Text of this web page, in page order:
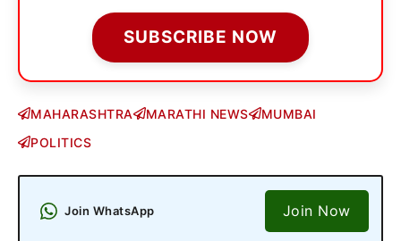
SUBSCRIBE NOW
MAHARASHTRA MARATHI NEWS
MUMBAI
POLITICS
Join WhatsApp Join Now